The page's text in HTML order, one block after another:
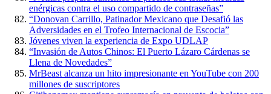
enérgicas contra el uso compartido de contraseñas”
“Donovan Carrillo, Patinador Mexicano que Desafió las
Adversidades en el Trofeo Internacional de Escocia”
Jóvenes viven la experiencia de Expo UDLAP
“Invasión de Autos Chinos: El Puerto Lázaro Cárdenas se
Llena de Novedades”
MrBeast alcanza un hito impresionante en YouTube con 200
millones de suscriptores